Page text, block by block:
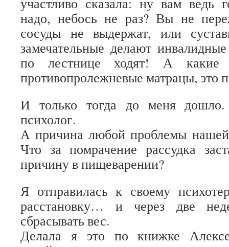
надо, небось не раз? Вы не
сосуды не выдержат, или
замечательные делают
по лестнице ходят! А какие
противопролежневые матрацы, это
И только тогда до меня
психолог.
А причина любой проблемы нашей
Что за помрачение рассудка
причину в пищеварении?
Я отправилась к своему
расстановку… и через две
сбрасывать вес.
Делала я это по книжке